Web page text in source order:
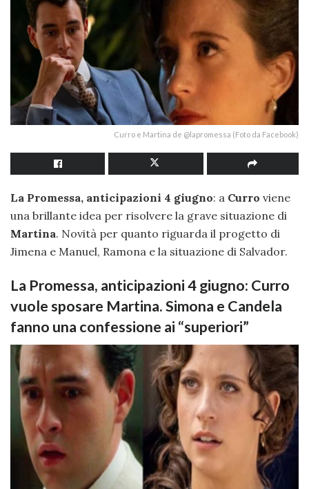
Curro e Martina de @lapromessa (Foto da Facebook)
La Promessa, anticipazioni 4 giugno: a Curro viene
una brillante idea per risolvere la grave situazione di
Martina. Novità per quanto riguarda il progetto di
Jimena e Manuel, Ramona e la situazione di Salvador.
La Promessa, anticipazioni 4 giugno: Curro
vuole sposare Martina. Simona e Candela
fanno una confessione ai “superiori”